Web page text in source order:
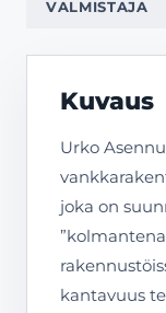
VALMISTAJA
Kuvaus
Urko
joka on
kantavuus